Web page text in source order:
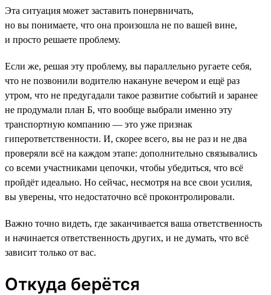
Эта ситуация может заставить понервничать,
но вы понимаете, что она произошла не по вашей вине,
и просто решаете проблему.
Если же, решая эту проблему, вы параллельно ругаете себя,
что не позвонили водителю накануне вечером и ещё раз
утром, что не предугадали такое развитие событий и заранее
не продумали план Б, что вообще выбрали именно эту
транспортную компанию — это уже признак
гиперответственности. И, скорее всего, вы не раз и не два
проверяли всё на каждом этапе: дополнительно связывались
со всеми участниками цепочки, чтобы убедиться, что всё
пройдёт идеально. Но сейчас, несмотря на все свои усилия,
вы уверены, что недостаточно всё проконтролировали.
Важно точно видеть, где заканчивается ваша ответственность
и начинается ответственность других, и не думать, что всё
зависит только от вас.
Откуда берётся